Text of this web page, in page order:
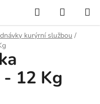
Hledat
KOŠÍK
kurýrní službou /
12 Kg